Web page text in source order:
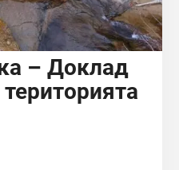
– Доклад